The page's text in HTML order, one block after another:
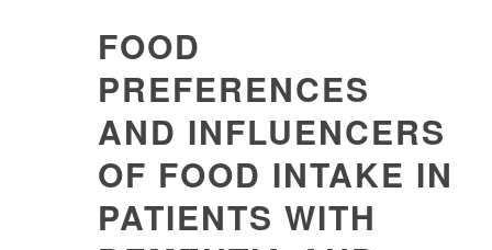
FOOD
PREFERENCES
AND INFLUENCERS
OF FOOD INTAKE IN
PATIENTS WITH